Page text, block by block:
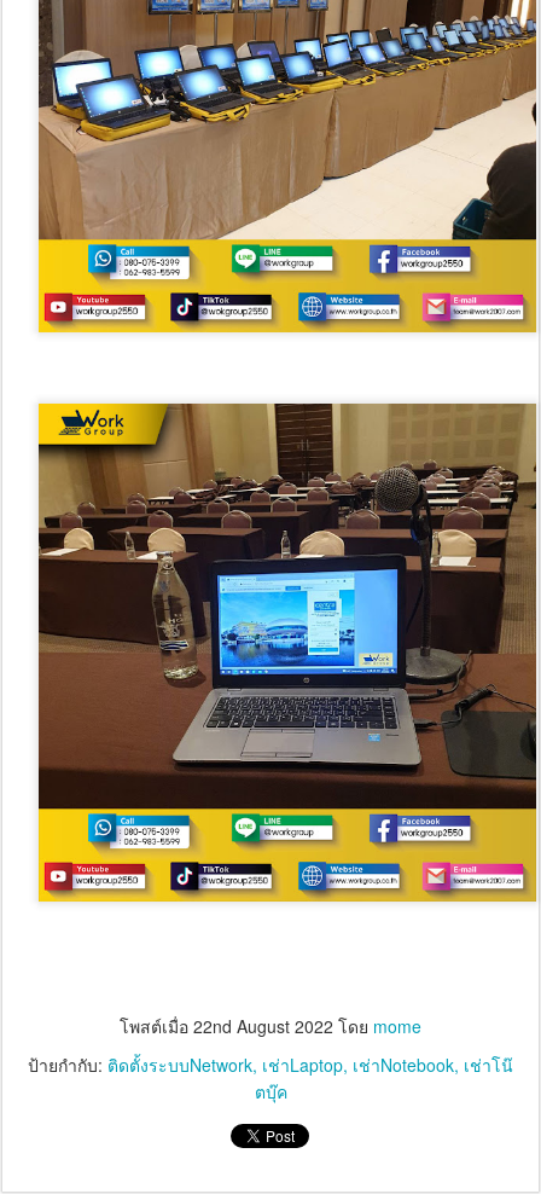
โพสต์เมื่อ 22nd August 2022 โดย mome
ป้ายกำกับ: ติดตั้งระบบNetwork เช่าLaptop เช่าNotebook เช่าโน๊
ตบุ๊ค